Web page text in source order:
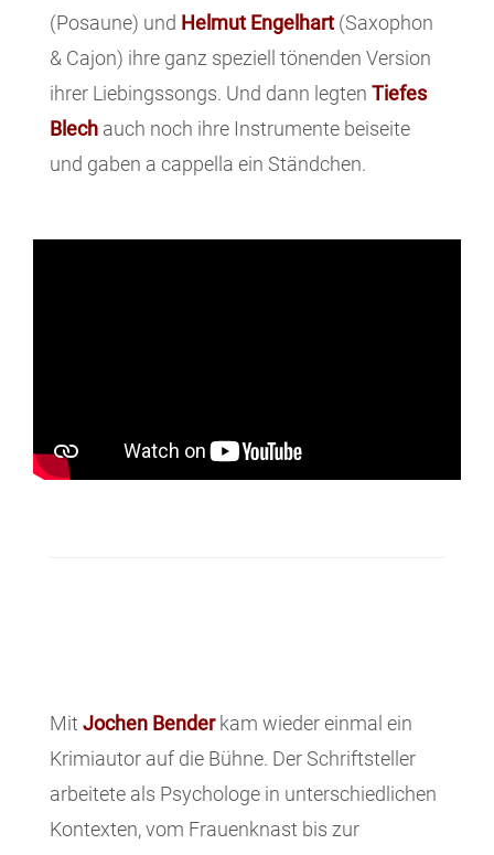
(Posaune) und Helmut Engelhart(Saxophon
& Cajon) ihre ganz speziell tönenden Version
ihrer Liebingssongs. Und dann legten Tiefes
Blechauch noch ihre Instrumente beiseite
und gaben a cappella ein Ständchen.
Mit Jochen Benderkam wieder einmal ein
Krimiautor auf die Bühne. Der Schriftsteller
arbeitete als Psychologe in unterschiedlichen
Kontexten, vom Frauenknast bis zur